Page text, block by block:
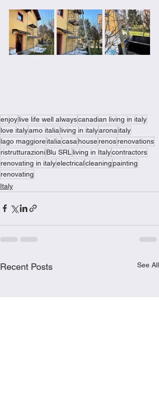
enjoylive life well alwayscanadian living in italy
love italyamo italia living in italyarona italy
lago maggioreitaliacasa houserenosrenovations
ristrutturazioniBlu SRL living in Italycontractors
renovating in italyelectricalcleaningpainting
renovating
Italy
Recent Posts See All